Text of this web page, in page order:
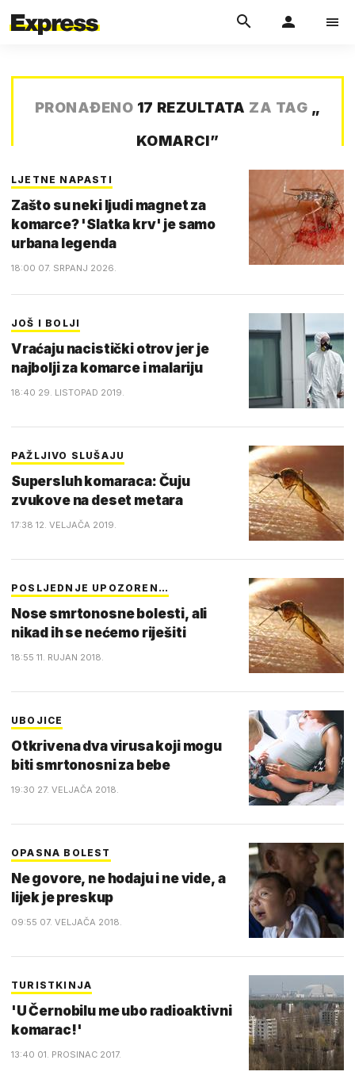
PRONAĐENO 17 REZULTATA ZA TAG „
KOMARCI”
LJETNE NAPASTI
Zašto su neki ljudi magnet za
komarce? 'Slatka krv' je samo
urbana legenda
18:00 07. SRPANJ 2026.
JOŠ I BOLJI
Vraćaju nacistički otrov jer je
najbolji za komarce i malariju
18:40 29. LISTOPAD 2019.
PAŽLJIVO SLUŠAJU
Supersluh komaraca: Čuju
zvukove na deset metara
17:38 12. VELJAČA 2019.
POSLJEDNJE UPOZOREN…
Nose smrtonosne bolesti, ali
nikad ih se nećemo riješiti
18:55 11. RUJAN 2018.
UBOJICE
Otkrivena dva virusa koji mogu
biti smrtonosni za bebe
19:30 27. VELJAČA 2018.
OPASNA BOLEST
Ne govore, ne hodaju i ne vide, a
lijek je preskup
09:55 07. VELJAČA 2018.
TURISTKINJA
'U Černobilu me ubo radioaktivni
komarac!'
13:40 01. PROSINAC 2017.